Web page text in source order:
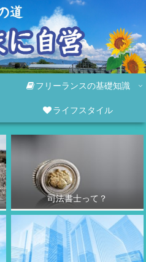
フリーランスの基礎知識
ライフスタイル
司法書士って？